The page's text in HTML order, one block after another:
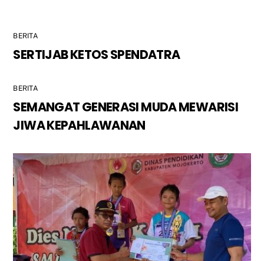
BERITA
SERTIJAB KETOS SPENDATRA
BERITA
SEMANGAT GENERASI MUDA MEWARISI
JIWA KEPAHLAWANAN